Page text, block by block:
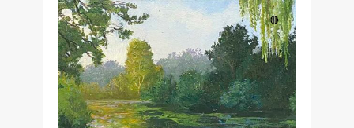
🔴
Licht na schaduw